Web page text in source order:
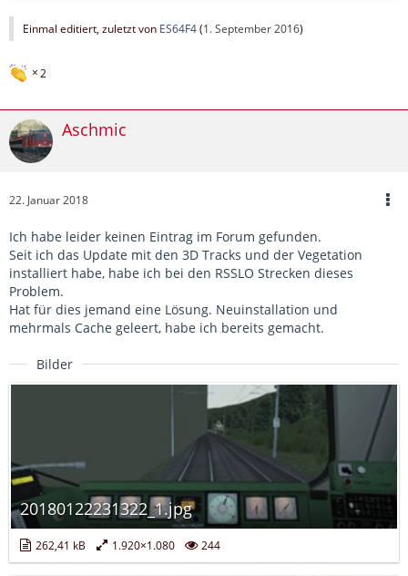
Einmal editiert, zuletzt von ES64F4(1. September 2016)
2
Aschmic
22. Januar 2018
Ich habe leider keinen Eintrag im Forum gefunden.
Seit ich das Update mit den 3D Tracks und der Vegetation
installiert habe, habe ich bei den RSSLO Strecken dieses
Problem.
Hat für dies jemand eine Lösung. Neuinstallation und
mehrmals Cache geleert, habe ich bereits gemacht.
Bilder
20180122231322_1.jpg
262,41 kB 1.920×1.080 244